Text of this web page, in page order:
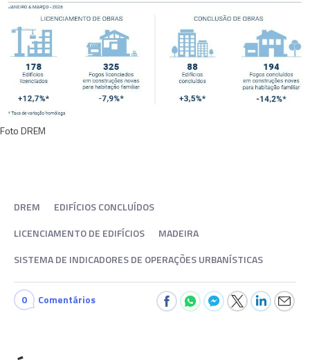
Foto DREM
DREM
EDIFÍCIOS CONCLUÍDOS
LICENCIAMENTO DE EDIFÍCIOS
MADEIRA
SISTEMA DE INDICADORES DE OPERAÇÕES URBANÍSTICAS
0 Comentários